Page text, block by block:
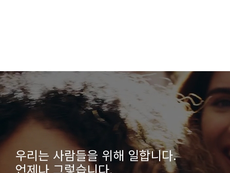
우리는 사람들을 위해 일합니다.
언제나 그렇습니다.